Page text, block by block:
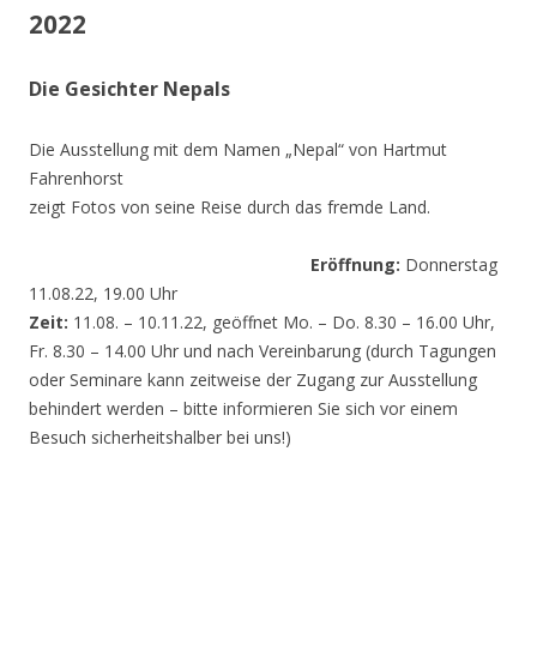
2022
Die Gesichter Nepals
Die Ausstellung mit dem Namen „Nepal“ von Hartmut
Fahrenhorst
zeigt Fotos von seine Reise durch das fremde Land.
Eröffnung: Donnerstag
11.08.22, 19.00 Uhr
Zeit: 11.08. – 10.11.22, geöffnet Mo. – Do. 8.30 – 16.00 Uhr,
Fr. 8.30 – 14.00 Uhr und nach Vereinbarung (durch Tagungen
oder Seminare kann zeitweise der Zugang zur Ausstellung
behindert werden – bitte informieren Sie sich vor einem
Besuch sicherheitshalber bei uns!)